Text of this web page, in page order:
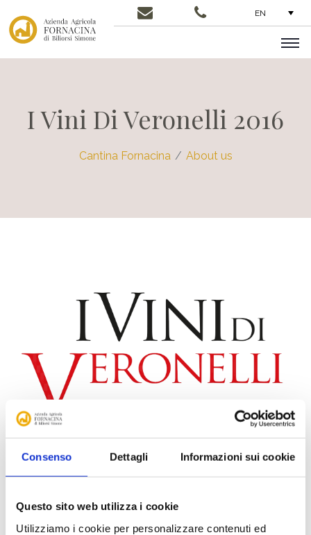
Consenso Dettagli Informazioni sui cookie
Questo sito web utilizza i cookie
Utilizziamo i cookie per personalizzare contenuti ed
EN
I Vini Di Veronelli 2016
Cantina Fornacina About us
Awards, Comments and Reviews